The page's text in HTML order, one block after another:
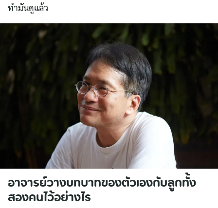
ทำมันดูแล้ว
อาจารย์วางบทบาทของตัวเองกับลูกทั้ง
สองคนไว้อย่างไร